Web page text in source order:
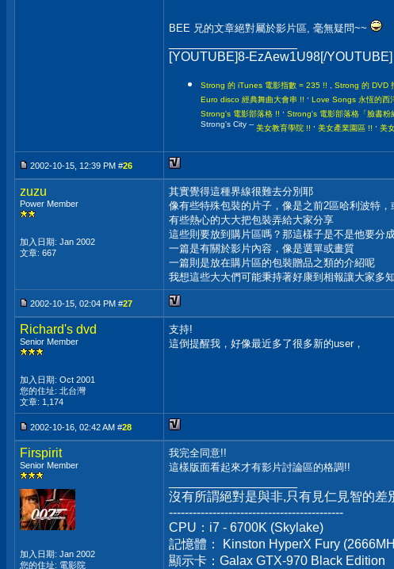
BEE 兄的文章絕對屬於影片區, 毫無疑問~~
[YOUTUBE]8-EzAew1U98[/YOUTUBE]
Strong 的 iTunes 電影指數 = 235 !! Strong 的 DVD
Euro disco 經典舞曲大會串 !! , Love Songs 永恆的西
Strong's 電影部落格 !! , Strong's 電影部落格「臉書粉
Strong's City -- 美女教育學院 !! , 美女產業園區 !! , 美
2002-10-15, 12:39 PM #26
zuzu
Power Member
加入日期: Jan 2002
文章: 667
其實覺得這種界線很難去分別耶
像有些特殊包裝的片子，像是之前2區哈利波特
有些熱心的大大把包裝弄給大家分享
這些則要放到購片區嗎？那這樣子是不是他要分
一篇是有關於影片內容，像是選單或畫質
一篇則是放在購片區的包裝贈品之類的介紹呢
我想這些大大們可能秉持著好康到相報讓大家多
2002-10-15, 02:04 PM #27
Richard's dvd
Senior Member
加入日期: Oct 2001
您的住址: 北台灣
文章: 1,174
支持!
這倒提醒我，好像最近多了很多新的user，
2002-10-16, 02:42 AM #28
Firspirit
Senior Member
加入日期: Jan 2002
您的住址: 電影院
我完全同意!!
這樣版面看起來才有影片討論區的格調!!
沒有所謂絕對是與非,只有見仁見智的差
--------------------------------------------
CPU：i7 - 6700K (Skylake)
記憶體： Kinston HyperX Fury
顯示卡：Galax GTX-970 Black Edition